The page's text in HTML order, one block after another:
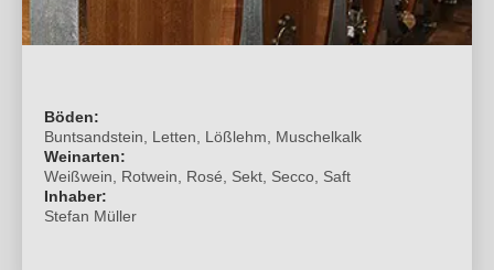
Böden:
Buntsandstein, Letten, Lößlehm, Muschelkalk
Weinarten:
Weißwein, Rotwein, Rosé, Sekt, Secco, Saft
Inhaber:
Stefan Müller